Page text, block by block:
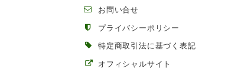
お問い合せ
プライバシーポリシー
特定商取引法に基づく表記
オフィシャルサイト